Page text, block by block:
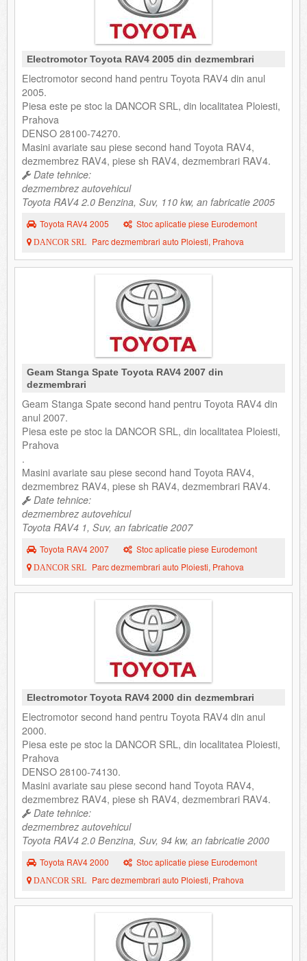
Electromotor Toyota RAV4 2005 din dezmembrari
Electromotor second hand pentru Toyota RAV4 din anul
2005.
Piesa este pe stoc la DANCOR SRL, din localitatea Ploiesti,
Prahova
DENSO 28100-74270.
Masini avariate sau piese second hand Toyota RAV4,
dezmembrez RAV4, piese sh RAV4, dezmembrari RAV4.
Date tehnice:
dezmembrez autovehicul
Toyota RAV4 2.0 Benzina, Suv, 110 kw, an fabricatie 2005
Toyota RAV4 2005 Stoc aplicatie piese Eurodemont
DANCOR SRL Parc dezmembrari auto Ploiesti, Prahova
Geam Stanga Spate Toyota RAV4 2007 din
dezmembrari
Geam Stanga Spate second hand pentru Toyota RAV4 din
anul 2007.
Piesa este pe stoc la DANCOR SRL, din localitatea Ploiesti,
Prahova
.
Masini avariate sau piese second hand Toyota RAV4,
dezmembrez RAV4, piese sh RAV4, dezmembrari RAV4.
Date tehnice:
dezmembrez autovehicul
Toyota RAV4 1, Suv, an fabricatie 2007
Toyota RAV4 2007 Stoc aplicatie piese Eurodemont
DANCOR SRL Parc dezmembrari auto Ploiesti, Prahova
Electromotor Toyota RAV4 2000 din dezmembrari
Electromotor second hand pentru Toyota RAV4 din anul
2000.
Piesa este pe stoc la DANCOR SRL, din localitatea Ploiesti,
Prahova
DENSO 28100-74130.
Masini avariate sau piese second hand Toyota RAV4,
dezmembrez RAV4, piese sh RAV4, dezmembrari RAV4.
Date tehnice:
dezmembrez autovehicul
Toyota RAV4 2.0 Benzina, Suv, 94 kw, an fabricatie 2000
Toyota RAV4 2000 Stoc aplicatie piese Eurodemont
DANCOR SRL Parc dezmembrari auto Ploiesti, Prahova